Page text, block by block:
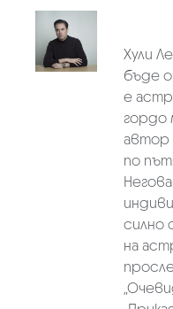
Хули
бъде
е
гордо
автор
по
силно
на